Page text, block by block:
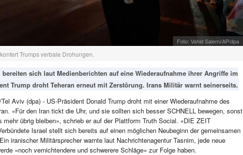
Foto: Vahid Salemi/AP/dpa
Trumps verbale Drohungen.
bereiten sich laut Medienberichten auf eine Wiederaufnahme ihrer Angriffe im
Trump droht Teheran erneut mit Zerstörung. Irans Militär warnt seinerseits.
Aviv (dpa) - US-Präsident Donald Trump droht mit einer Wiederaufnahme des
«Für den Iran tickt die Uhr, und sie sollten sich besser SCHNELL bewegen, sonst
mehr übrig bleiben», schrieb er auf der Plattform Truth Social. «DIE ZEIT
Israel stellt sich bereits auf einen möglichen Neubeginn der gemeinsamen
iranischer Militärsprecher warnte laut Nachrichtenagentur Tasnim, jede neue
«noch vernichtendere und schwerere Schläge» zur Folge haben.